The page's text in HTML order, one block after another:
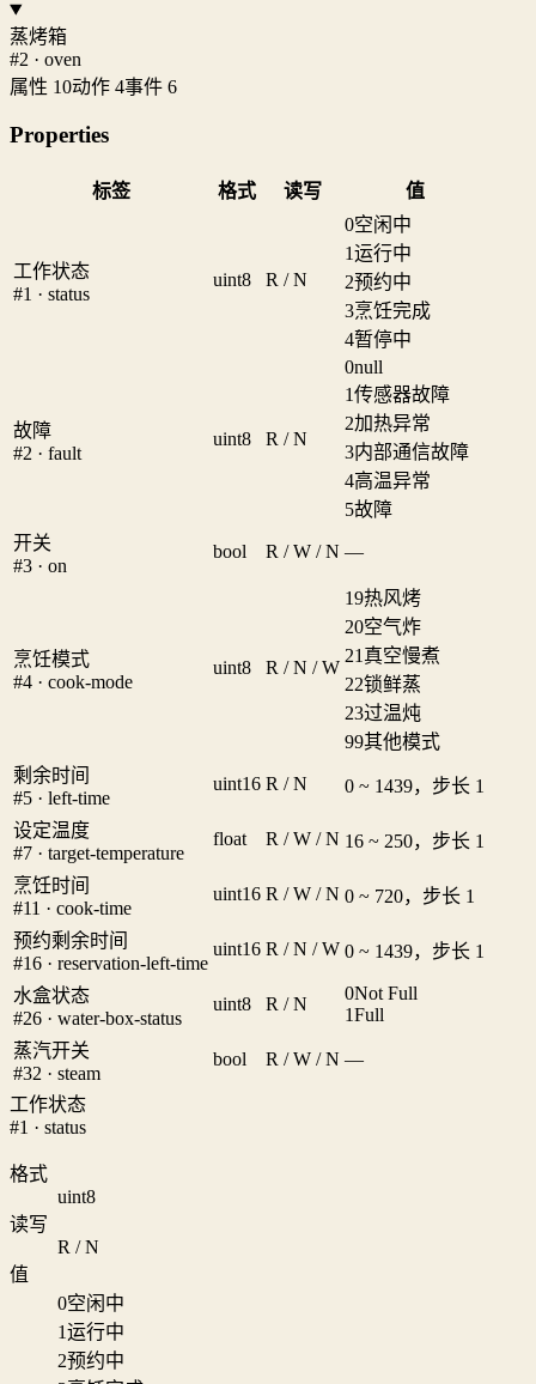
蒸烤箱
#2 · oven
属性 10动作 4事件 6
Properties
标签 格式 读写 值
工作状态
#1 · status
uint8 R / N
0空闲中
1运行中
2预约中
3烹饪完成
4暂停中
故障
#2 · fault
uint8 R / N
0null
1传感器故障
2加热异常
3内部通信故障
4高温异常
5故障
开关
#3 · on
bool R / W / N —
烹饪模式
#4 · cook-mode
uint8 R / N / W
19热风烤
20空气炸
21 真空慢煮
22锁鲜蒸
23过温炖
99其他模式
剩余时间
#5 · left-time
uint16 R / N 0 ~ 1439，步长 1
设定温度
#7 · target-temperature
float R / W / N 16 ~ 250，步长 1
烹饪时间
#11 · cook-time
uint16 R / W / N 0 ~ 720，步长 1
预约剩余时间
#16 · reservation-left-time
uint16 R / N / W 0 ~ 1439，步长 1
水盒状态
#26 · water-box-status
uint8 R / N
0Not Full
1Full
蒸汽开关
#32 · steam
bool R / W / N —
工作状态
#1 · status
格式
uint8
读写
R / N
值
0空闲中
1运行中
2预约中